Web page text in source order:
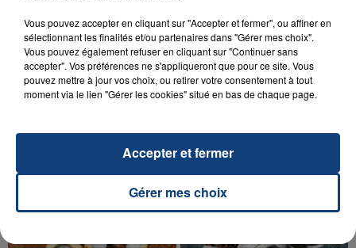
20 juillet 2026
UNE ADOLESCENTE DEVANT SE FAIRE
OPÉRER DE LA CHEVILLE RESSORT DE LA...
La famille a porté plainte contre la clinique qui a
TITRES DIFFUSÉS
Vous pouvez accepter en cliquant sur "Accepter et fermer", ou affiner en
sélectionnant les finalités et/ou partenaires dans "Gérer mes choix".
Vous pouvez également refuser en cliquant sur "Continuer sans
accepter". Vos préférences ne s'appliqueront que pour ce site. Vous
pouvez mettre à jour vos choix, ou retirer votre consentement à tout
moment via le lien "Gérer les cookies" situé en bas de chaque page.
Gérer mes choix
Accepter et fermer